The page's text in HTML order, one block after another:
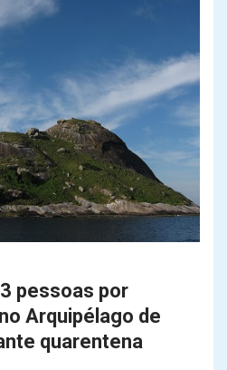
pessoas por
Arquipélago de
quarentena